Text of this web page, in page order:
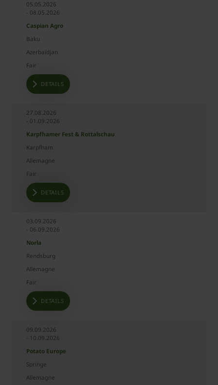
Date
05.05.2026
- 08.05.2026
Caspian Agro
Baku
Azerbaïdjan
Fair
DETAILS
27.08.2026
- 01.09.2026
Karpfhamer Fest & Rottalschau
Karpfham
Allemagne
Fair
DETAILS
03.09.2026
- 06.09.2026
Norla
Rendsburg
Allemagne
Fair
DETAILS
09.09.2026
- 10.09.2026
Potato Europe
Springe
Allemagne